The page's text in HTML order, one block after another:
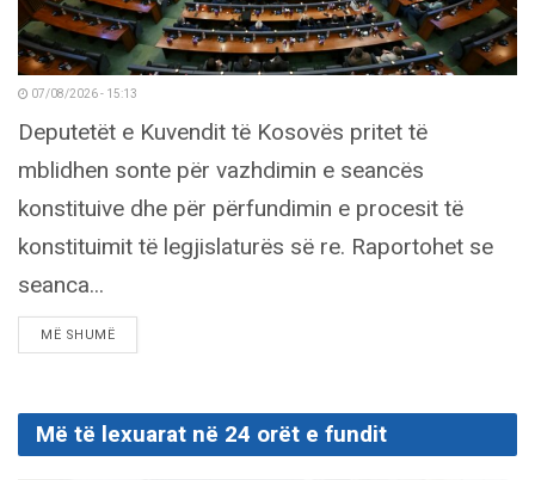
07/08/2026 - 15:13
Deputetët e Kuvendit të Kosovës pritet të
mblidhen sonte për vazhdimin e seancës
konstituive dhe për përfundimin e procesit të
konstituimit të legjislaturës së re. Raportohet se
seanca...
MË SHUMËDETAILS
Më të lexuarat në 24 orët e fundit